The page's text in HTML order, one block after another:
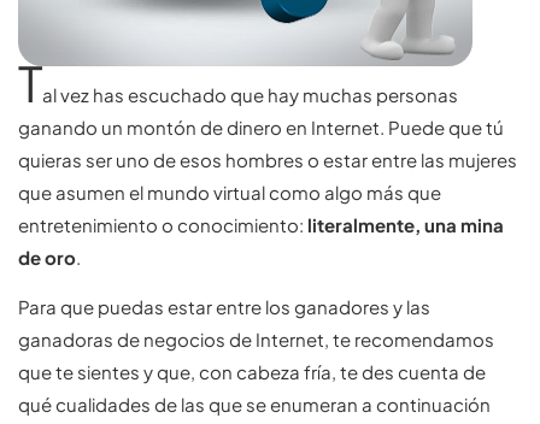
Tal vez has escuchado que hay muchas personas
ganando un montón de dinero en Internet. Puede que tú
quieras ser uno de esos hombres o estar entre las mujeres
que asumen el mundo virtual como algo más que
entretenimiento o conocimiento: literalmente, una mina
de oro.
Para que puedas estar entre los ganadores y las
ganadoras de negocios de Internet, te recomendamos
que te sientes y que, con cabeza fría, te des cuenta de
qué cualidades de las que se enumeran a continuación